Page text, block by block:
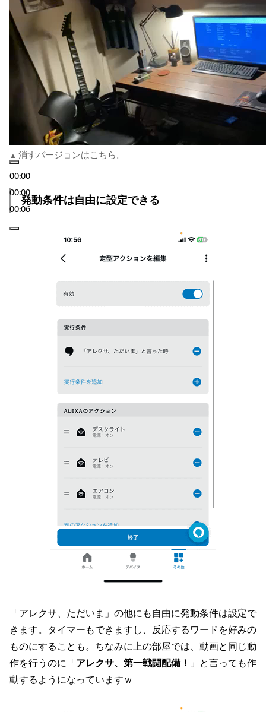
00:00
00:00
00:06
消すバージョンはこちら。
発動条件は自由に設定できる
「アレクサ、ただいま」の他にも自由に発動条件は設定で
きます。タイマーもできますし、反応するワードを好みの
ものにすることも。ちなみに上の部屋では、動画と同じ動
作を行うのに「アレクサ、第一戦闘配備！ 」と言っても作
動するようになっていますｗ